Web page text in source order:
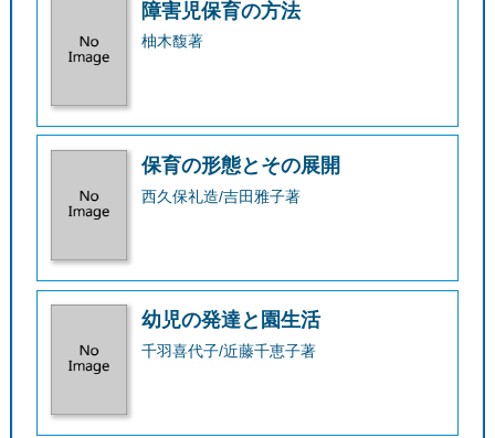
障害児保育の方法
柚木馥著
保育の形態とその展開
西久保礼造/吉田雅子著
幼児の発達と園生活
千羽喜代子/近藤千恵子著